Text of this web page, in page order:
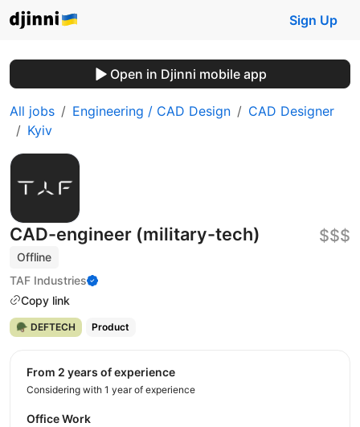
Sign Up
Open in Djinni mobile app
All jobs Engineering / CAD Design
CAD Designer
Kyiv
CAD-engineer (military-tech)
Offline
TAF Industries
Copy link
$$$
🪖 DEFTECH Product
from 2 years of experience
Considering with 1 year of experience
Office Work